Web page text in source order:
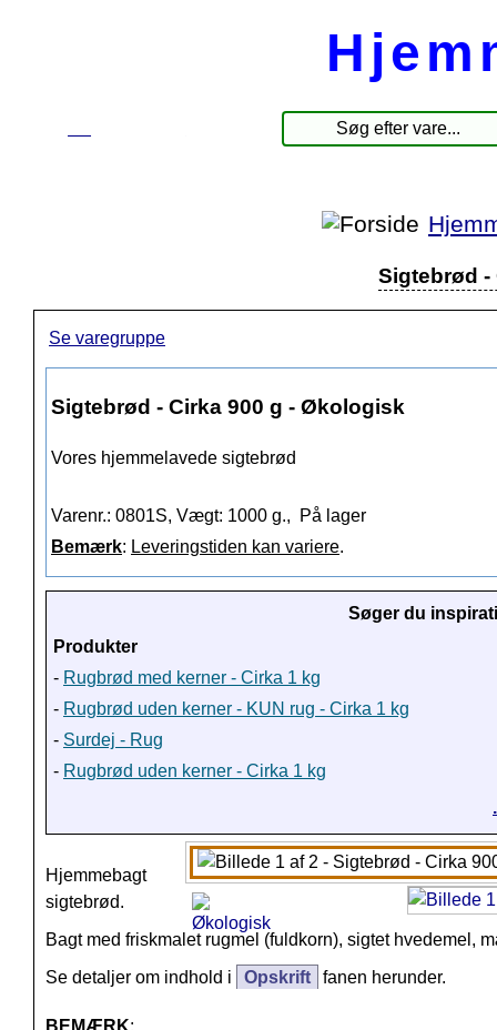
Sigtebrød
Se varegruppe
Sigtebrød - Cirka 900 g - Økologisk
Vores hjemmelavede sigtebrød
Varenr.: 0801S, Vægt: 1000 g.,
På lager
Bemærk: Leveringstiden kan variere.
Søger du
Produkter
- Rugbrød med kerner - Cirka 1 kg
- Rugbrød uden kerner - KUN rug - Cirka 1 kg
- Surdej - Rug
- Rugbrød uden kerner - Cirka 1 kg
Hjemmebagt
sigtebrød.
Bagt med friskmalet rugmel (fuldkorn), sigtet hvedemel,
Se detaljer om indhold i
Opskrift fanen herunder.